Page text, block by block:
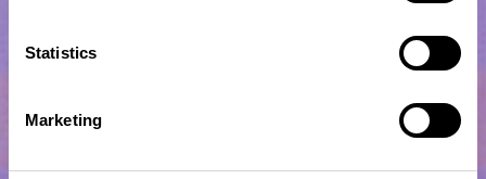
Statistics
Marketing